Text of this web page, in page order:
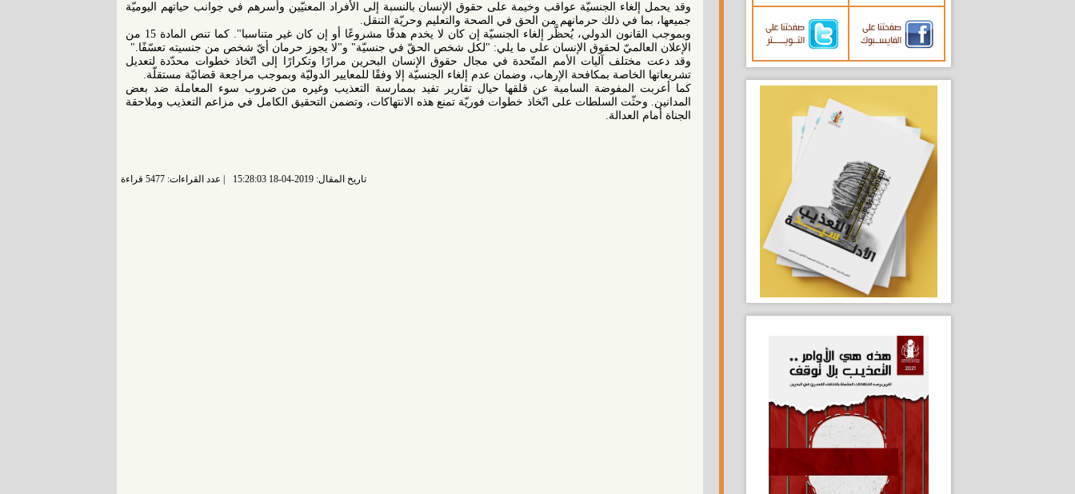
وقد يحمل إلغاء الجنسيّة عواقب وخيمة على حقوق الإنسان بالنسبة إلى الأفراد المعنيّين وأسرهم في جوانب حياتهم اليوميّة
جميعها، بما في ذلك حرمانهم من الحق في الصحة والتعليم وحريّة التنقل.
وبموجب القانون الدولي، يُحظَّر إلغاء الجنسيّة إن كان لا يخدم هدفًا مشروعًا أو إن كان غير متناسبا". كما تنص المادة 15 من
الإعلان العالميّ لحقوق الإنسان على ما يلي: "لكل شخص الحقّ في جنسيّة" و"لا يجوز حرمان أيّ شخص من جنسيته تعسّفًا."
وقد دعت مختلف آليات الأمم المتّحدة في مجال حقوق الإنسان البحرين مرارًا وتكرارًا إلى اتّخاذ خطوات محدّدة لتعديل
تشريعاتها الخاصة بمكافحة الإرهاب، وضمان عدم إلغاء الجنسيّة إلا وفقًا للمعايير الدوليّة وبموجب مراجعة قضائيّة مستقلّة.
كما أعربت المفوضة السامية عن قلقها حيال تقارير تفيد بممارسة التعذيب وغيره من ضروب سوء المعاملة ضد بعض
المدانين. وحثّت السلطات على اتّخاذ خطوات فوريّة تمنع هذه الانتهاكات، وتضمن التحقيق الكامل في مزاعم التعذيب وملاحقة
الجناة أمام العدالة.
تاريخ المقال: 2019-04-18 15:28:03